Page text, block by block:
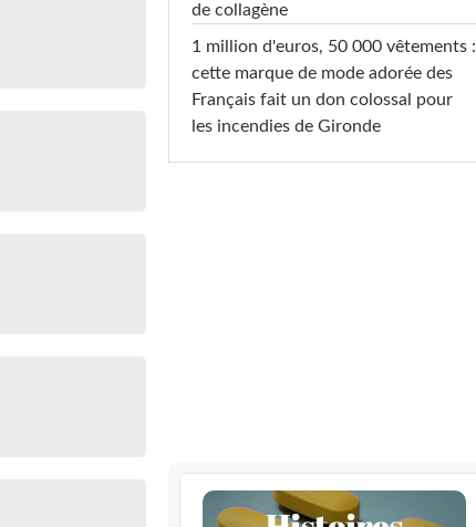
de collagène
1 million d'euros, 50 000 vêtements :
cette marque de mode adorée des
Français fait un don colossal pour
les incendies de Gironde